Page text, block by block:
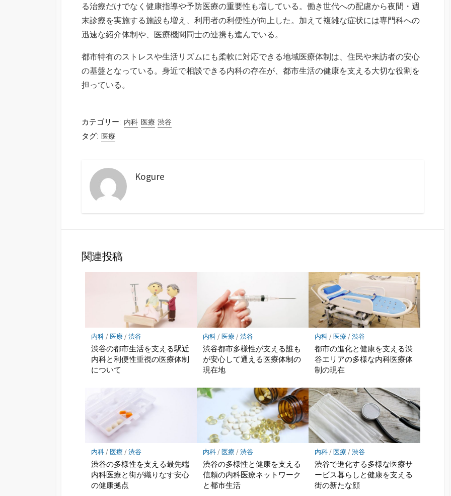
る治療だけでなく健康指導や予防医療の重要性も増している。働き世代への配慮から夜間・週
末診療を実施する施設も増え、利用者の利便性が向上した。加えて複雑な症状には専門科への
迅速な紹介体制や、医療機関同士の連携も進んでいる。
都市特有のストレスや生活リズムにも柔軟に対応できる地域医療体制は、住民や来訪者の安心
の基盤となっている。身近で相談できる内科の存在が、都市生活の健康を支える大切な役割を
担っている。
カテゴリー: 内科 医療 渋谷
タグ: 医療
Kogure
関連投稿
内科/ 医療/渋谷
渋谷の都市生活を支える駅近
内科と利便性重視の医療体制
について
内科/ 医療/渋谷
渋谷都市多様性が支える誰も
が安心して通える医療体制の
現在地
内科/ 医療/渋谷
都市の進化と健康を支える渋
谷エリアの多様な内科医療体
制の現在
内科/ 医療/渋谷
渋谷の多様性を支える最先端
内科医療と街が織りなす安心
の健康拠点
内科/ 医療/渋谷
渋谷の多様性と健康を支える
信頼の内科医療ネットワーク
と都市生活
内科/ 医療/渋谷
渋谷で進化する多様な医療サ
ービス暮らしと健康を支える
街の新たな顔